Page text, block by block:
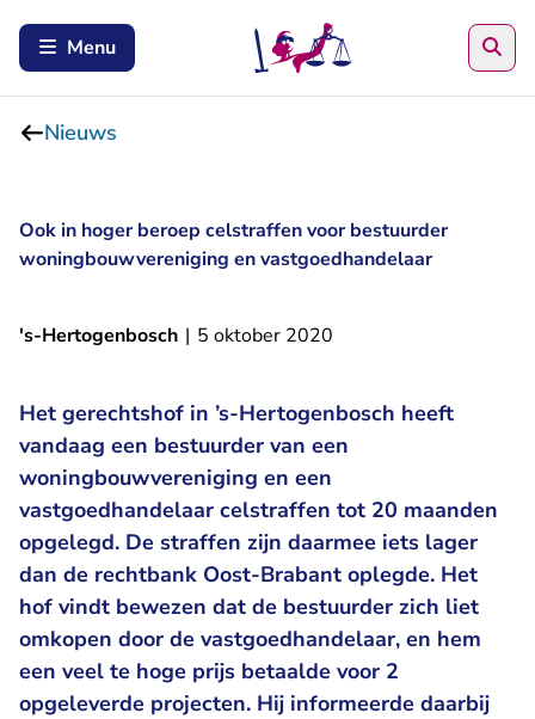
Menu
Nieuws
Ook in hoger beroep celstraffen voor bestuurder
woningbouwvereniging en vastgoedhandelaar
's-Hertogenbosch | 5 oktober 2020
Het gerechtshof in ’s-Hertogenbosch heeft
vandaag een bestuurder van een
woningbouwvereniging en een
vastgoedhandelaar celstraffen tot 20 maanden
opgelegd. De straffen zijn daarmee iets lager
dan de rechtbank Oost-Brabant oplegde. Het
hof vindt bewezen dat de bestuurder zich liet
omkopen door de vastgoedhandelaar, en hem
een veel te hoge prijs betaalde voor 2
opgeleverde projecten. Hij informeerde daarbij